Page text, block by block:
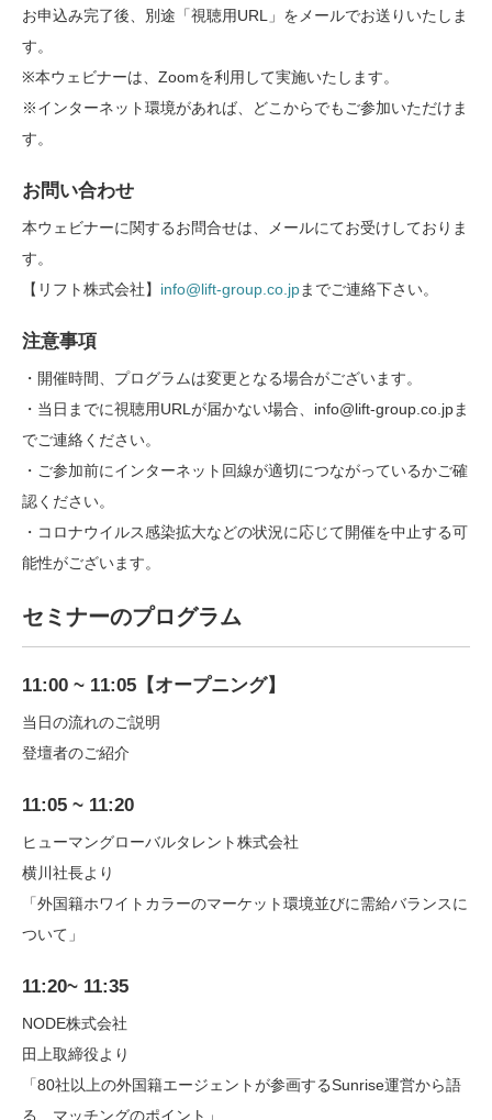
お申込み完了後、別途「視聴用URL」をメールでお送りいたしま
す。
※本ウェビナーは、Zoomを利用して実施いたします。
※インターネット環境があれば、どこからでもご参加いただけま
す。
お問い合わせ
本ウェビナーに関するお問合せは、メールにてお受けしておりま
す。
【リフト株式会社】 info@lift-group.co.jpまでご連絡下さい。
注意事項
・開催時間、プログラムは変更となる場合がございます。
・当日までに視聴用URLが届かない場合、info@lift-group.co.jpま
でご連絡ください。
・ご参加前にインターネット回線が適切につながっているかご確
認ください。
・コロナウイルス感染拡大などの状況に応じて開催を中止する可
能性がございます。
セミナーのプログラム
11:00 ~ 11:05【オープニング】
当日の流れのご説明
登壇者のご紹介
11:05 ~ 11:20
ヒューマングローバルタレント株式会社
横川社長より
「外国籍ホワイトカラーのマーケット環境並びに需給バランスに
ついて」
11:20~ 11:35
NODE株式会社
田上取締役より
「80社以上の外国籍エージェントが参画するSunrise運営から語
る マッチングのポイント」